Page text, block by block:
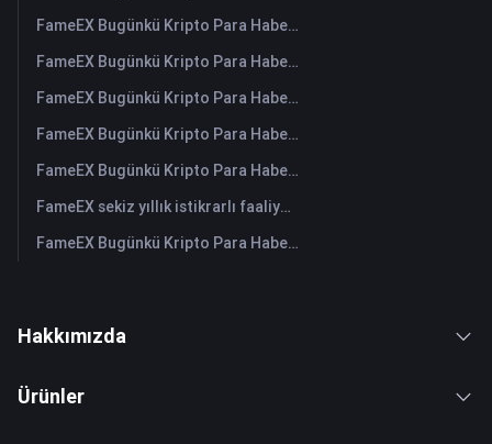
FameEX Bugünkü Kripto Para Haberleri Özeti | 4 Ağustos 2026
FameEX Bugünkü Kripto Para Haberleri Özeti | 3 Ağustos 2026
FameEX Bugünkü Kripto Para Haberleri Özeti | 31 Temmuz 2026
FameEX Bugünkü Kripto Para Haberleri Özeti | 30 Temmuz 2026
FameEX Bugünkü Kripto Para Haberleri Özeti | 29 Temmuz 2026
FameEX sekiz yıllık istikrarlı faaliyetleri ve küresel büyümesiyle kullanıcı güvenini güçlendiriyor
FameEX Bugünkü Kripto Para Haberleri Özeti | 28 Temmuz 2026
Hakkımızda
Ürünler